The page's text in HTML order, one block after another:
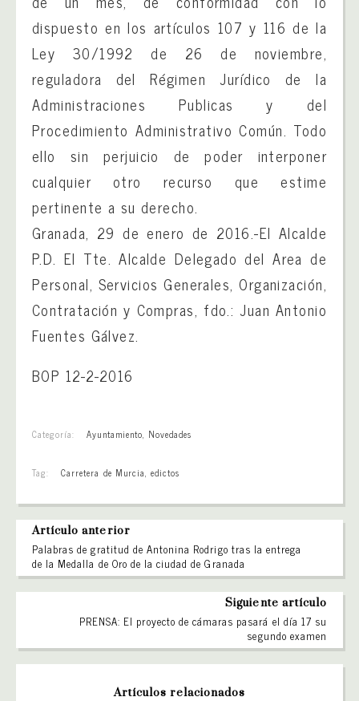
dispuesto en los artículos 107 y 116 de la
Ley 30/1992 de 26 de noviembre,
reguladora del Régimen Jurídico de la
Administraciones Publicas y del
Procedimiento Administrativo Común. Todo
ello sin perjuicio de poder interponer
cualquier otro recurso que estime
pertinente a su derecho.
Granada, 29 de enero de 2016.-El Alcalde
P.D. El Tte. Alcalde Delegado del Area de
Personal, Servicios Generales, Organización,
Contratación y Compras, fdo.: Juan Antonio
Fuentes Gálvez.
BOP 12-2-2016
Categoría: Ayuntamiento, Novedades
Tag: Carretera de Murcia,edictos
Artículo anterior
Palabras de gratitud de Antonina Rodrigo tras la entrega
de la Medalla de Oro de la ciudad de Granada
Siguiente artículo
PRENSA: El proyecto de cámaras pasará el día 17 su
segundo examen
Artículos relacionados